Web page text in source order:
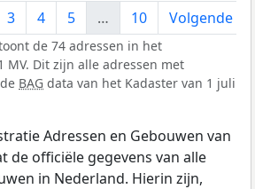
3 4 5 … 10 Volgende
de 74 adressen in het
MV. Dit zijn alle adressen met
BAG data van het Kadaster van 1 juli
Adressen en Gebouwen van
de officiële gegevens van alle
in Nederland. Hierin zijn,